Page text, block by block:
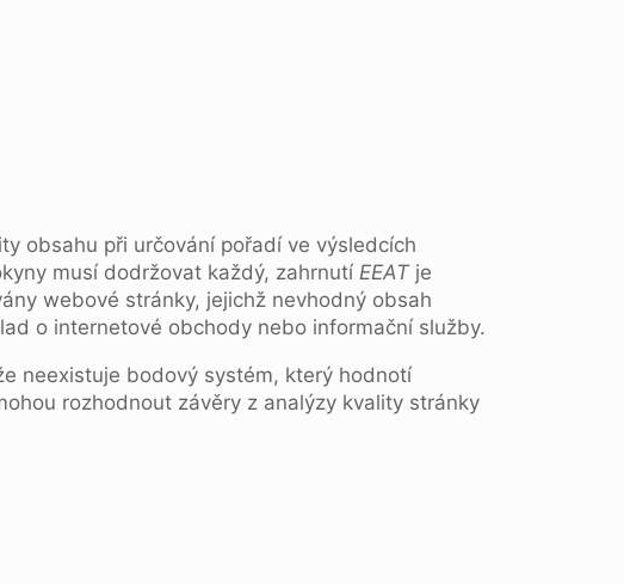
obsahu při určování pořadí ve výsledcích
musí dodržovat každý, zahrnutí EEAT je
webové stránky, jejichž nevhodný obsah
o internetové obchody nebo informační služby.
neexistuje bodový systém, který hodnotí
rozhodnout závěry z analýzy kvality stránky